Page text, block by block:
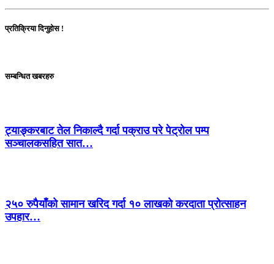
प्रतिक्रिया दिनुहोस !
सम्बन्धित खबरहरु
ट्याङ्करबाट तेल निकाल्दै गर्दा पक्राउ परे पेट्रोल पम्प
सञ्चालकसहित सात…
२५० रुपैयाँको सामान खरिद गर्दा १० लाखको करदाता प्रोत्साहन
उपहार…